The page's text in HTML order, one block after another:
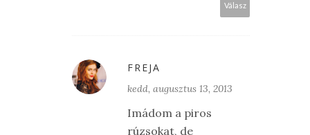
Válasz
FREJA
kedd, augusztus 13, 2013
Imádom a piros
rúzsokat, de